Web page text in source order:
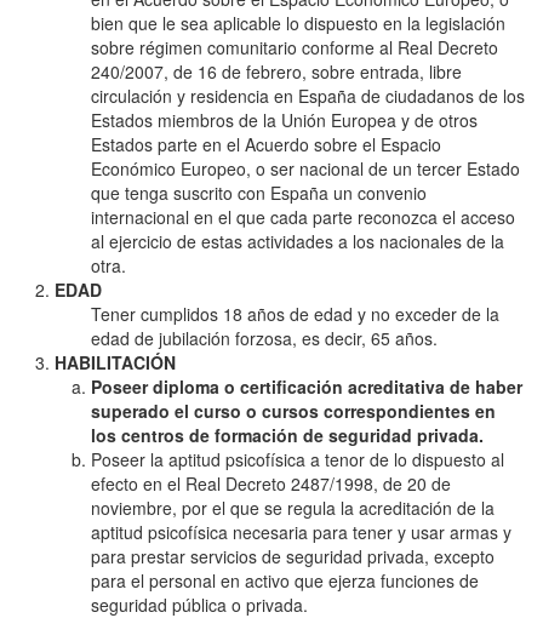
bien que le sea aplicable lo dispuesto en la legislación
sobre régimen comunitario conforme al Real Decreto
240/2007, de 16 de febrero, sobre entrada, libre
circulación y residencia en España de ciudadanos de los
Estados miembros de la Unión Europea y de otros
Estados parte en el Acuerdo sobre el Espacio
Económico Europeo, o ser nacional de un tercer Estado
que tenga suscrito con España un convenio
internacional en el que cada parte reconozca el acceso
al ejercicio de estas actividades a los nacionales de la
otra.
EDAD
Tener cumplidos 18 años de edad y no exceder de la
edad de jubilación forzosa, es decir, 65 años.
HABILITACIÓN
Poseer diploma o certificación acreditativa de haber
superado el curso o cursos correspondientes en
los centros de formación de seguridad privada.
Poseer la aptitud psicofísica a tenor de lo dispuesto al
efecto en el Real Decreto 2487/1998, de 20 de
noviembre, por el que se regula la acreditación de la
aptitud psicofísica necesaria para tener y usar armas y
para prestar servicios de seguridad privada, excepto
para el personal en activo que ejerza funciones de
seguridad pública o privada.